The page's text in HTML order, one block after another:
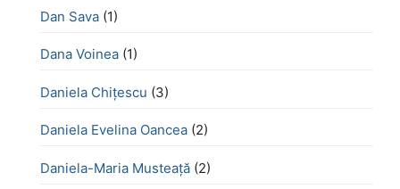
Dan Sava (1)
Dana Voinea (1)
Daniela Chițescu (3)
Daniela Evelina Oancea (2)
Daniela-Maria Musteață (2)